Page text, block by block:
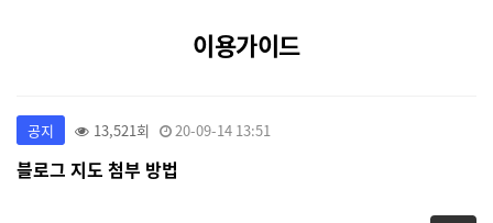
이용가이드
공지 13,521회 20-09-14 13:51
블로그 지도 첨부 방법